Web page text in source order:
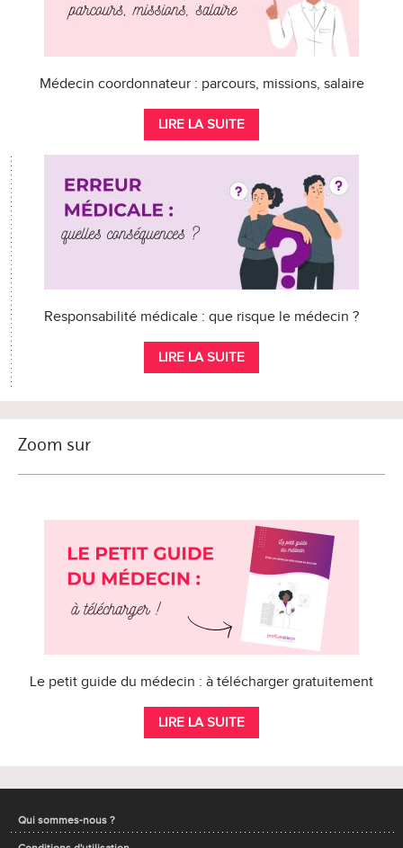
Médecin coordonnateur : parcours, missions, salaire
LIRE LA SUITE
Responsabilité médicale : que risque le médecin ?
LIRE LA SUITE
Zoom sur
Le petit guide du médecin : à télécharger gratuitement
LIRE LA SUITE
Qui sommes-nous ?